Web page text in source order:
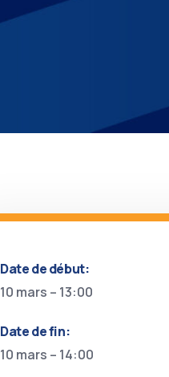
Date de début:
10 mars – 13:00
Date de fin:
10 mars – 14:00